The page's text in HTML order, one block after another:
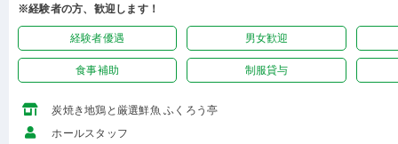
※経験者の方、歓迎します！
経験者優遇 男女歓迎
食事補助 制服貸与
炭焼き地鶏と厳選鮮魚 ふくろう亭
ホールスタッフ